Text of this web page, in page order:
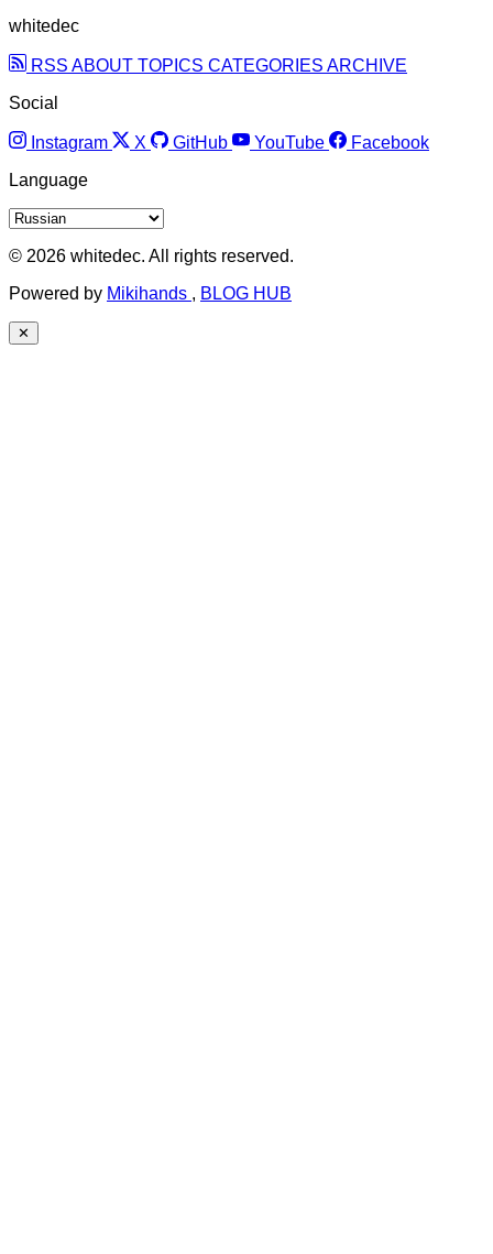
whitedec
RSS ABOUT TOPICS CATEGORIES ARCHIVE
Social
Instagram X GitHub YouTube
Facebook
Language
© 2026 whitedec. All rights reserved.
Powered by Mikihands , BLOG HUB
✕